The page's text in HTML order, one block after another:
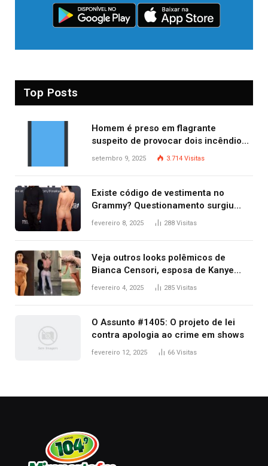
Top Posts
Homem é preso em flagrante
suspeito de provocar dois incêndios
criminosos no mesmo dia
setembro 9, 2025 3.714 Visitas
Existe código de vestimenta no
Grammy? Questionamento surgiu
após Bianca Censori, mulher de
fevereiro 8, 2025 288 Visitas
Veja outros looks polêmicos de
Bianca Censori, esposa de Kanye
West que apareceu nua no Grammy
fevereiro 4, 2025 285 Visitas
O Assunto #1405: O projeto de lei
contra apologia ao crime em shows
fevereiro 12, 2025 66 Visitas